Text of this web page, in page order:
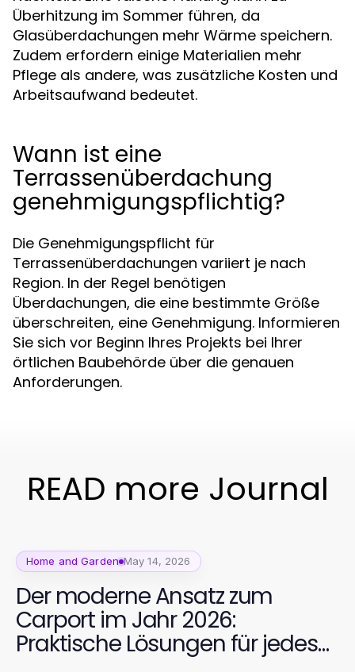
Überhitzung im Sommer führen, da
Glasüberdachungen mehr Wärme speichern.
Zudem erfordern einige Materialien mehr
Pflege als andere, was zusätzliche Kosten und
Arbeitsaufwand bedeutet.
Wann ist eine
Terrassenüberdachung
genehmigungspflichtig?
Die Genehmigungspflicht für
Terrassenüberdachungen variiert je nach
Region. In der Regel benötigen
Überdachungen, die eine bestimmte Größe
überschreiten, eine Genehmigung. Informieren
Sie sich vor Beginn Ihres Projekts bei Ihrer
örtlichen Baubehörde über die genauen
Anforderungen.
READ more Journal
Home and Garden May 14, 2026
Der moderne Ansatz zum
Carport im Jahr 2026:
Praktische Lösungen für jedes